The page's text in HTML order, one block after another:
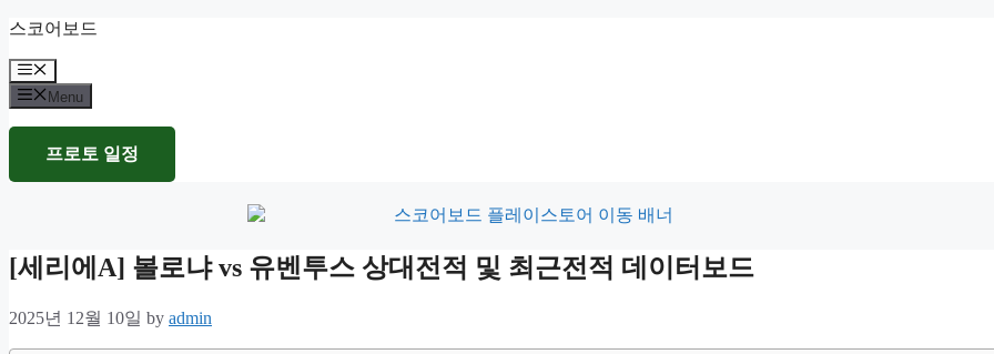
Skip
content
스코어보드
Menu
Menu
프로토 일정
[세리에A] 볼로냐 vs 유벤투스 상대전적 및 최근전적 데이터보드
2025년 12월 10일 by admin